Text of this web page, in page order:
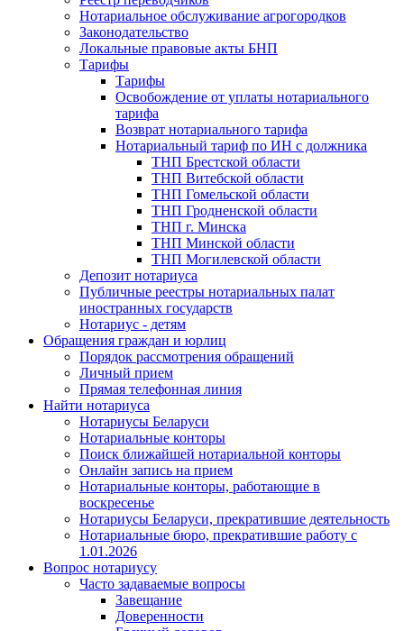
Нотариальное обслуживание агрогородков
Законодательство
Локальные правовые акты БНП
Тарифы
Тарифы
Освобождение от уплаты нотариального
тарифа
Возврат нотариального тарифа
Нотариальный тариф по ИН с должника
ТНП Брестской области
ТНП Витебской области
ТНП Гомельской области
ТНП Гродненской области
ТНП г. Минска
ТНП Минской области
ТНП Могилевской области
Депозит нотариуса
Публичные реестры нотариальных палат
иностранных государств
Нотариус - детям
Обращения граждан и юрлиц
Порядок рассмотрения обращений
Личный прием
Прямая телефонная линия
Найти нотариуса
Нотариусы Беларуси
Нотариальные конторы
Поиск ближайшей нотариальной конторы
Онлайн запись на прием
Нотариальные конторы, работающие в
воскресенье
Нотариусы Беларуси, прекратившие деятельность
Нотариальные бюро, прекратившие работу с
1.01.2026
Вопрос нотариусу
Часто задаваемые вопросы
Завещание
Доверенности